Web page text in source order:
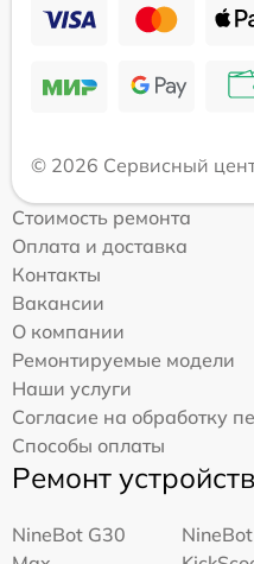
© 2026 Сервисный
Стоимость ремонта
Оплата и доставка
Контакты
Вакансии
О компании
Ремонтируемые модели
Наши услуги
Согласие на обработку
Способы оплаты
Ремонт устройств
NineBot G30
NineBot